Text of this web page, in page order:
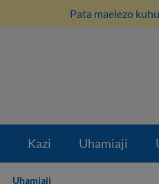
Pata maelezo
Kazi Uhamiaji
Uhamiaji